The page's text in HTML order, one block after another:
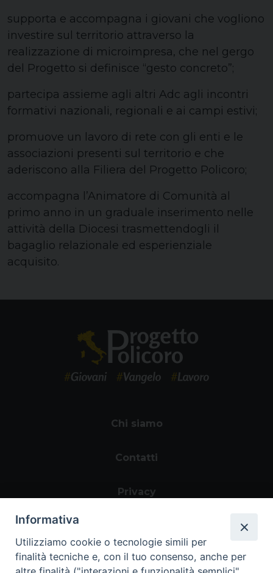
supporta e accompagna i giovani che vogliono
investire sul territorio attraverso la
realizzazione di microimpresa, che nel gergo
del Progetto si definisce “gesto concreto”;
partecipa assieme agli altri Adc agli incontri
formativi nazionali, regionali e ai campi estivi;
promuove un lavoro di rete con gli enti e le
associazioni presenti sul territorio e che
aderiscono alla Filiera del Progetto Policoro;
accompagna l’Animatore di Comunità al
primo anno in un graduale inserimento nelle
attività della Diocesi trasmettendogli il
bagaglio relazionale ed esperienziale
acquisito.
Chi siamo
Contatti
Privacy
Informativa
Utilizziamo cookie o tecnologie simili per
finalità tecniche e, con il tuo consenso, anche per